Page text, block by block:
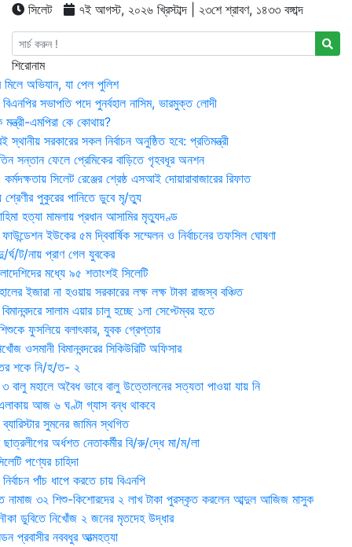
সিলেট ৭ই আগস্ট, ২০২৬ খ্রিস্টাব্দ | ২৩শে শ্রাবণ, ১৪৩৩ বঙ্গাব্দ
শিরোনাম
মিলে অভিযান, যা পেল পুলিশ
সভাপতি পদে পুনর্বহাল নাসিম, ভারমুক্ত লোদী
মন্ত্রী-এমপিরা কে কোথায়?
সরকারের সকল নির্বাচন অনুষ্ঠিত হবে: প্রতিমন্ত্রী
সন্তান ফেলে প্রেমিকের বাড়িতে গৃহবধূর অনশন
সিলেট রেঞ্জের শ্রেষ্ঠ এসআই দোয়ারাবাজারের রিফাত
শ্রেণীর পুকুরের পানিতে ডুবে মৃ/ত্যু
হত্যা মামলায় প্রধান আসামির মৃত্যুদণ্ড
ইউকের ৫ম দ্বিবার্ষিক সম্মেলন ও নির্বাচনের তফসিল ঘোষণা
ট/নায় প্রাণ গেল যুবকের
মধ্যে ৯৫ শতাংশই সিলেটি
ইজারা না হওয়ায় সরকারের লক্ষ লক্ষ টাকা রাজস্ব বঞ্চিত
সালাম এয়ার চালু হচ্ছে ১লা সেপ্টেম্বর হতে
ফুসলিয়ে বলাৎকার, যুবক গ্রেপ্তার
ওসমানী বিমানবন্দরের সিকিউরিটি অফিসার
শকে নি/হ/ত- ২
বালু মহালে অবৈধ ভাবে বালু উত্তোলনের সত্যতা পাওয়া যায় নি
আজ ৬ ঘণ্টা গ্যাস বন্ধ থাকবে
সুমনের জামিন স্থগিত
ছাত্রলীগের অর্ধশত নেতাকর্মীর বি/রু/দ্ধে মা/ম/লা
পণ্যের চাহিদা
পাঁচ ধাপে করতে চায় বিএনপি
নামাজ ৩২ শিশু-কিশোরদের ২ লাখ টাকা পুরস্কৃত করলেন আব্দুল আজিজ মাসুক
ডুবিতে নিখোঁজ ২ জনের মৃতদেহ উদ্ধার
প্রবাসীর নববধুর আত্মহত্যা